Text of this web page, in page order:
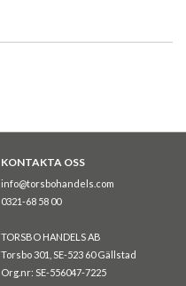
KONTAKTA OSS
info@torsbohandels.com
0321-68 58 00
TORSBO HANDELS AB
Torsbo 301, SE-523 60 Gällstad
Org.nr: SE-556047-7225